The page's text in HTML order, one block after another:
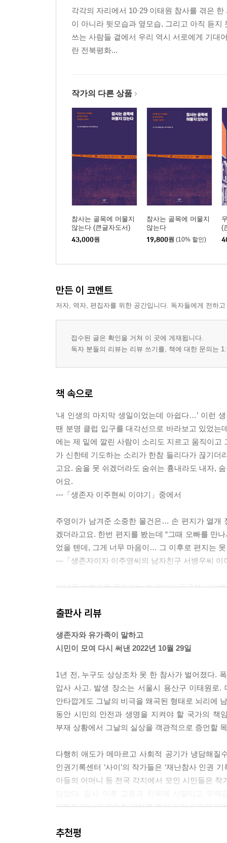
각각의 자리에서 10·29 이태원 참사를 겪은
이 아니라 뒷모습과 옆모습, 그리고 아직 듣
쓰는 사람들 곁에서 우리 역시 서로에게 기대
란 전북평화...
작가의 다른 상품
참사는 골목에 머물지
않는다 (큰글자도서)
43,000원
참사는 골목에 머물지
않는다
19,800원 (10% 할인)
(
만든 이 코멘트
저자, 역자, 편집자를 위한 공간입니다. 독자들에게 전하
접수된 글은 확인을 거쳐 이 곳에 게재됩니다.
독자 분들의 리뷰는 리뷰 쓰기를, 책에 대한 문의는
책 속으로
‘내 인생의 마지막 생일이었는데 아쉽다…’ 이런
땐 분명 클럽 입구를 대각선으로 바라보고 있었
에는 제 밑에 깔린 사람이 소리도 지르고 움직이
가 신한테 기도하는 소리가 한참 들리다가 끊기
고요. 숨을 못 쉬겠더라도 숨쉬는 흉내라도 내자,
어요.
---「생존자 이주현씨 이야기」중에서
주영이가 남겨준 소중한 물건은… 손 편지가 열개
겠더라고요. 한번 편지를 봤는데 “그때 오빠를 만
었을 텐데, 그게 너무 마음이… 그 이후로 편지는
---「생존자이자 이주영씨의 남자친구 서병우씨 이
이태원 번화가로 올라가는 순간부터 구급차 사이
사망자들을 모아 둔 곳이더라고요. 그걸 보자마
부모님이 주영이 방에서 울고 계시더라고요. 그
떨어져서 울기도 하고… 계속 그러고 있었어요.
지금은 서로 매일매일 보는 유가족들이지만 더
의회가 없어지는 것이다’라고 말씀하셨던 게 생
자리 각자의 일상으로 돌아가는 것, 그게 저희의
---「김유나씨의 언니 김유진씨 이야기」중에서
엄마가 처음에 분향소에 가셨을 때는 좀 힘들어
들께 위안을 많이 얻으신다고 해요. 거기서는 자
을 많이 들을 수 있는 곳이죠. 엄마는 자기를 지현
놀면 어때? 왜 이렇게 못살게 굴지? 왜 죽어서까
출판사 리뷰
생존자와 유가족이 말하고
시민이 모여 다시 써낸 2022년 10월 29일
1년 전, 누구도 상상조차 못 한 참사가 벌어졌다.
압사 사고. 발생 장소는 서울시 용산구 이태원로
안타깝게도 그날의 비극을 왜곡된 형태로 뇌리에
동안 시민의 안전과 생명을 지켜야 할 국가의 책
부재 상황에서 그날의 실상을 객관적으로 증언할
다행히 애도가 메마르고 사회적 공기가 냉담해질
인권기록센터 ‘사이’의 작가들은 ‘재난참사 인권
아들의 어머니 등 전국 각지에서 모인 시민들은
애틋한 만남과 진솔한 대화를 통해 가장 신뢰할 만
“살아야 한다, 제발 살고 싶다”
추천평